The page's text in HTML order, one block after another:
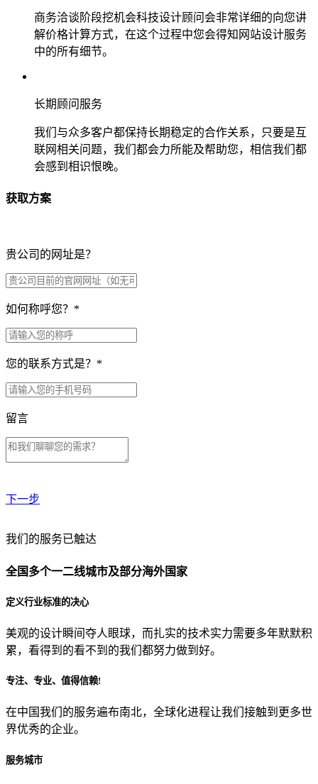
商务洽谈阶段挖机会科技设计顾问会非常详细的向您讲
解价格计算方式，在这个过程中您会得知网站设计服务
中的所有细节。
长期顾问服务
我们与众多客户都保持长期稳定的合作关系，只要是互
联网相关问题，我们都会力所能及帮助您，相信我们都
会感到相识恨晚。
获取方案
贵公司的网址是？
如何称呼您？ *
您的联系方式是？ *
留言
下一步
贵公司预算范围是？
贵公司的团队规模是？
目前主要的营销渠道是？
我们的服务已触达
全国多个一二线城市及部分海外国家
定义行业标准的决心
美观的设计瞬间夺人眼球，而扎实的技术实力需要多年默默积
累，看得到的看不到的我们都努力做到好。
专注、专业、值得信赖!
在中国我们的服务遍布南北，全球化进程让我们接触到更多世
界优秀的企业。
服务城市